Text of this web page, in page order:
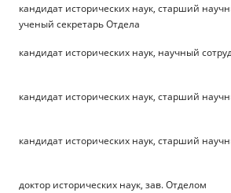
кандидат исторических наук, старший
ученый секретарь Отдела
кандидат исторических наук, научный
кандидат исторических наук, старший
кандидат исторических наук, старший
доктор исторических наук, зав. Отделом